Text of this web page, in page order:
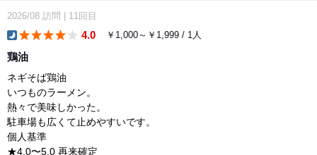
2026/08 訪問 11回目
4.0 ￥1,000～￥1,999 / 1人
鶏油
ネギそば鶏油
いつものラーメン。
熱々で美味しかった。
駐車場も広くて止めやすいです。
個人基準
★4.0〜5.0 再来確定